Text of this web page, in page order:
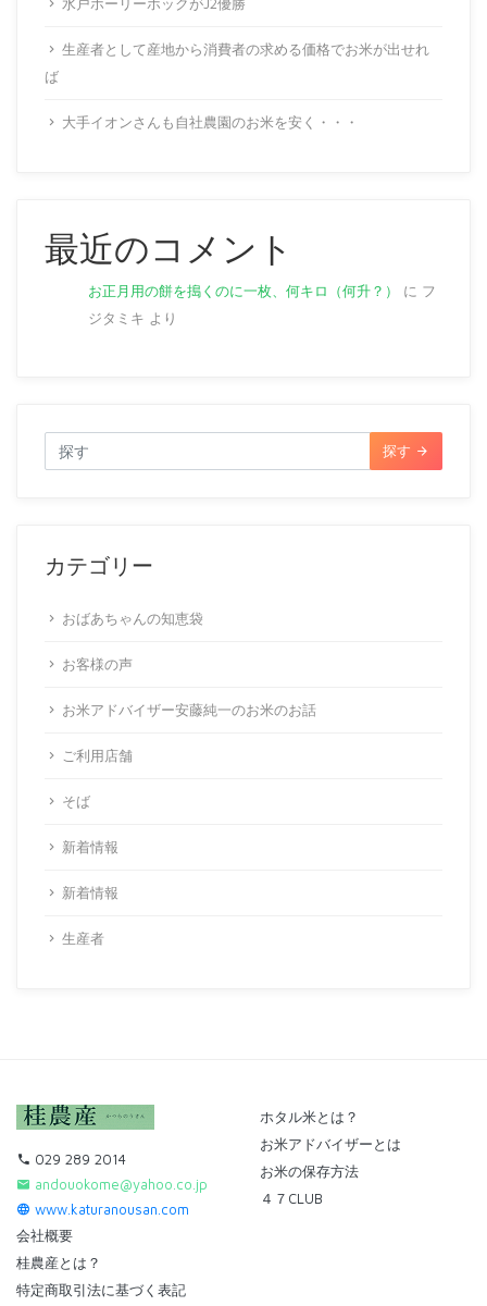
生産者として産地から消費者の求める価格でお米が出せれ
ば
大手イオンさんも自社農園のお米を安く・・・
最近のコメント
お正月用の餅を搗くのに一枚、何キロ（何升？） に フ
ジタミキ より
探す
カテゴリー
おばあちゃんの知恵袋
お客様の声
お米アドバイザー安藤純一のお米のお話
ご利用店舗
そば
新着情報
新着情報
生産者
029 289 2014
andouokome@yahoo.co.jp
www.katuranousan.com
ホタル米とは？
お米アドバイザーとは
お米の保存方法
４７CLUB
会社概要
桂農産とは？
特定商取引法に基づく表記